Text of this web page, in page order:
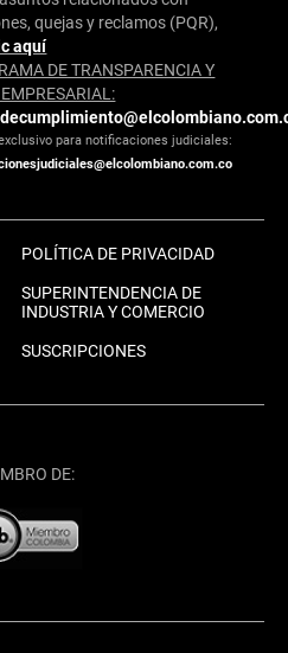
quejas y reclamos (PQR),
aquí
DE TRANSPARENCIA Y
para notificaciones judiciales:
POLÍTICA DE PRIVACIDAD
SUPERINTENDENCIA DE
INDUSTRIA Y COMERCIO
SUSCRIPCIONES
DE: